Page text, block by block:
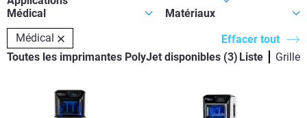
Toutes les imprimantes PolyJet disponibles (3)
Médical
Effacer tout
Liste
Grille